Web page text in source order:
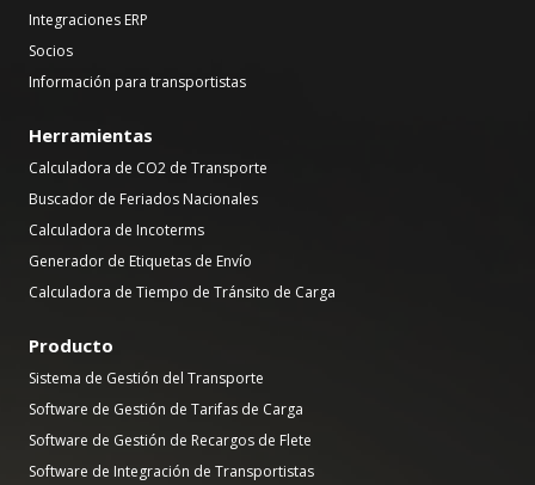
Integraciones ERP
Socios
Información para transportistas
Herramientas
Calculadora de CO2 de Transporte
Buscador de Feriados Nacionales
Calculadora de Incoterms
Generador de Etiquetas de Envío
Calculadora de Tiempo de Tránsito de Carga
Producto
Sistema de Gestión del Transporte
Software de Gestión de Tarifas de Carga
Software de Gestión de Recargos de Flete
Software de Integración de Transportistas